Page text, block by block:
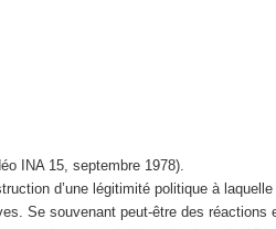
INA 15, septembre 1978).
d’une légitimité politique à
Se souvenant peut-être des